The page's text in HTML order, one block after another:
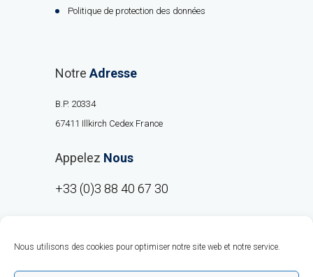
Nous utilisons des cookies pour optimiser notre site web et notre service.
Politique de protection des données
Notre Adresse
B.P. 20334
67411 Illkirch Cedex France
Appelez Nous
+33 (0)3 88 40 67 30